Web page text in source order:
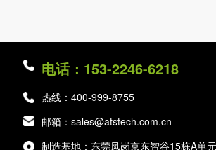
电话：153-2246-6218
热线：400-999-8755
邮箱：sales@atstech.com.cn
制造基地：东莞凤岗京东智谷15栋A单